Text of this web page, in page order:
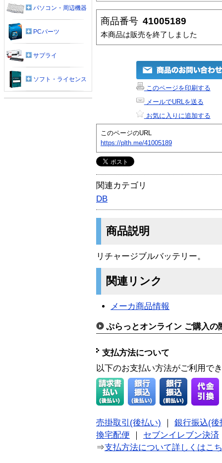
商品番号 41005189
本商品は販売を終了しました
このページを印刷する
メールでURLを送る
お気に入りに追加する
このページのURL
https://plth.me/41005189
関連カテゴリ
DB
商品説明
リチャージブルバッテリー。
関連リンク
メーカ商品情報
ぷらっとオンライン ご購入の
支払方法について
以下のお支払い方法がご利用で
売掛取引(後払い)
銀行振込(後
換宅配便
セブンイレブン決済
⇒支払方法について詳しくはこ
パソコン・周辺機器
PCパーツ
サプライ
ソフト・ライセンス